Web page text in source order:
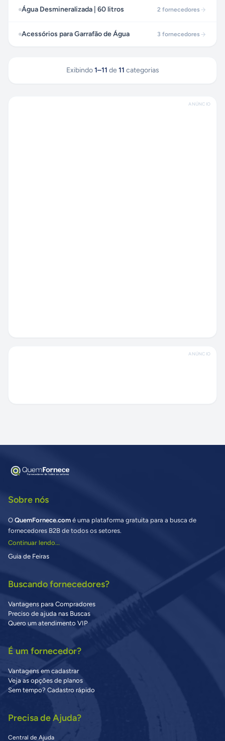
Água Desmineralizada | 60 litros 2 fornecedores
Acessórios para Garrafão de Água 3 fornecedores
Exibindo 1–11 de 11 categorias
ANÚNCIO
ANÚNCIO
Sobre nós
O QuemFornece.com é uma plataforma gratuita para a busca de
fornecedores B2B de todos os setores.
Continuar lendo...
Guia de Feiras
Buscando fornecedores?
Vantagens para Compradores
Preciso de ajuda nas Buscas
Quero um atendimento VIP
É um fornecedor?
Vantagens em cadastrar
Veja as opções de planos
Sem tempo? Cadastro rápido
Precisa de Ajuda?
Central de Ajuda